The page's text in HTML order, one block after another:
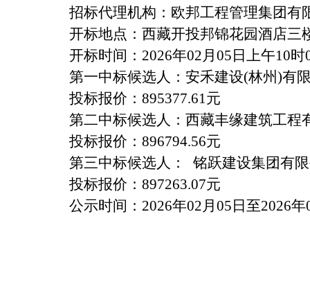
招标代理机构：欧邦工程管理集团有
开标地点：西藏开投邦锦花园酒店三
开标时间： 2026年02月 05 日上午10时
第一中标候选人：安禾建设(林州)有
投标报价： 895377.61元
第二中标候选人：西藏丰缘建筑工程
投标报价： 896794.56元
第三中标候选人：
铭跃建设集团有
投标报价： 897263.07元
公示时间： 2026年02月 05 日至2026年